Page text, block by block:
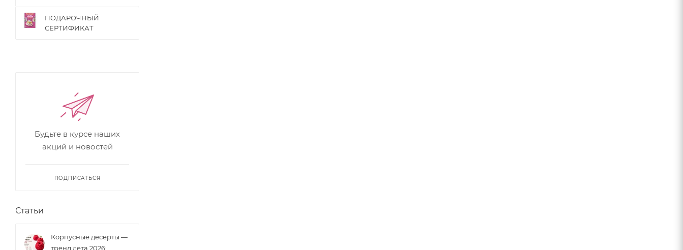
ПОДАРОЧНЫЙ
СЕРТИФИКАТ
Будьте в курсе наших
акций и новостей
ПОДПИСАТЬСЯ
Статьи
Корпусные десерты —
тренд лета 2026: